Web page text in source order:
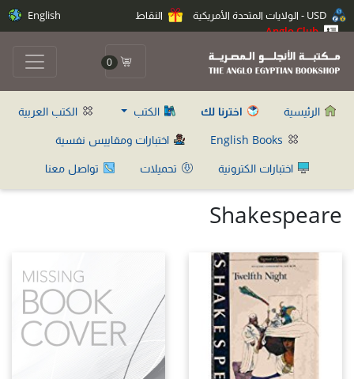
النقاط
Anglo Club
English
0
الرئيسية اخترنا لك الكتب
الكتب العربية
اختبارات ومقاييس نفسية
اختبارات الكترونية
تحميلات تواصل معنا
Shakespeare